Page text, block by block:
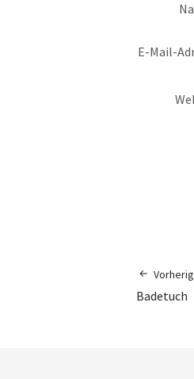
E-Mail-
Badetuch